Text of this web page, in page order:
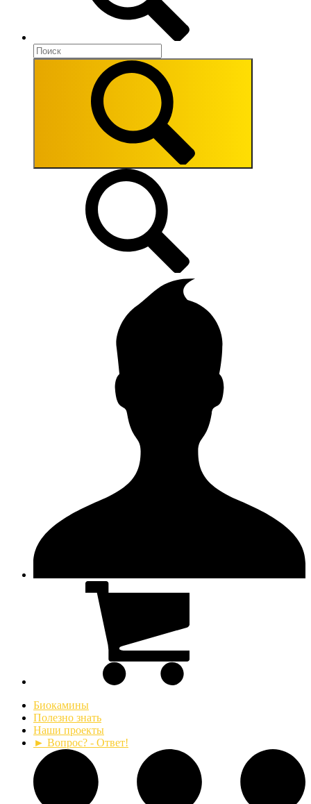
Биокамины
Полезно знать
Наши проекты
► Вопрос? - Ответ!